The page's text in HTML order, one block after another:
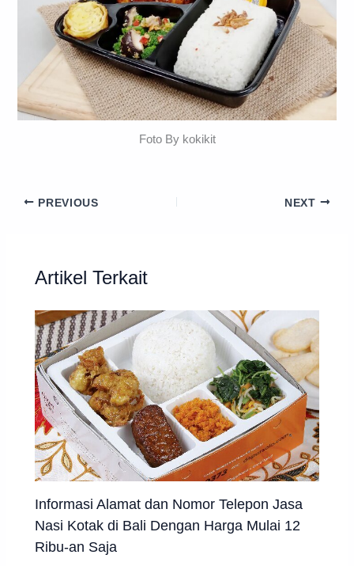
Foto By kokikit
PREVIOUS NEXT
Artikel Terkait
Informasi Alamat dan Nomor Telepon Jasa
Nasi Kotak di Bali Dengan Harga Mulai 12
Ribu-an Saja